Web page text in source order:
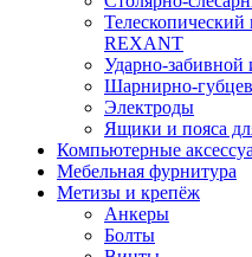
REXANT
Ударно-забивной
Шарнирно-
Электроды
Ящики и пояса
Компьютерные
Мебельная фурнитура
Метизы и крепёж
Анкеры
Болты